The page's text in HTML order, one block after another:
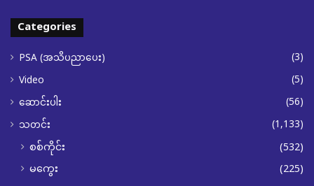
Categories
PSA (အသိပညာပေး)
(3)
Video
(5)
ဆောင်းပါး
(56)
သတင်း
(1,133)
စစ်ကိုင်း
(532)
မကွေး
(225)